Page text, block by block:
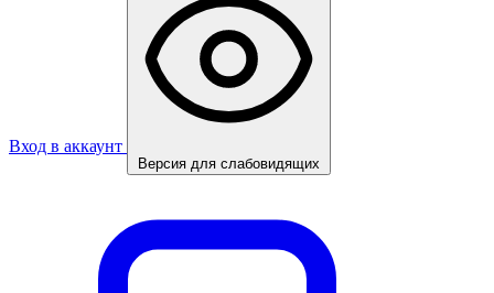
Вход в аккаунт
Версия для слабовидящих